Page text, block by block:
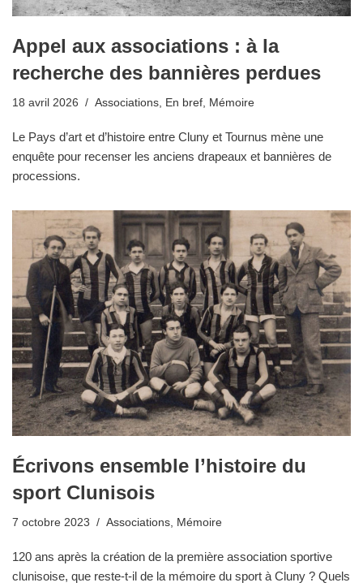
Appel aux associations : à la
recherche des bannières perdues
18 avril 2026 Associations En bref Mémoire
Le Pays d’art et d’histoire entre Cluny et Tournus mène une
enquête pour recenser les anciens drapeaux et bannières de
processions.
Écrivons ensemble l’histoire du
sport Clunisois
7 octobre 2023 Associations Mémoire
120 ans après la création de la première association sportive
clunisoise, que reste-t-il de la mémoire du sport à Cluny ? Quels